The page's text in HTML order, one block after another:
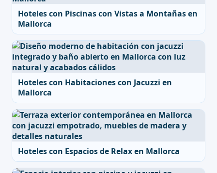
Hoteles con Piscinas con Vistas a Montañas en
Mallorca
Hoteles con Habitaciones con Jacuzzi en
Mallorca
Hoteles con Espacios de Relax en Mallorca